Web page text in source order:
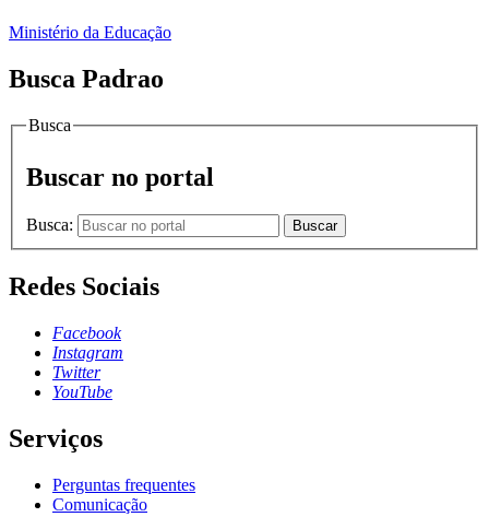
Ministério da Educação
Busca Padrao
Busca
Buscar no portal
Busca: Buscar
Redes Sociais
Facebook
Instagram
Twitter
YouTube
Serviços
Perguntas frequentes
Comunicação